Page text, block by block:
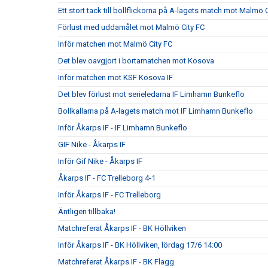
Ett stort tack till bollflickorna på A-lagets match mot Malmö
Förlust med uddamålet mot Malmö City FC
Inför matchen mot Malmö City FC
Det blev oavgjort i bortamatchen mot Kosova
Inför matchen mot KSF Kosova IF
Det blev förlust mot serieledarna IF Limhamn Bunkeflo
Bollkallarna på A-lagets match mot IF Limhamn Bunkeflo
Inför Åkarps IF - IF Limhamn Bunkeflo
GIF Nike - Åkarps IF
Inför Gif Nike - Åkarps IF
Åkarps IF - FC Trelleborg 4-1
Inför Åkarps IF - FC Trelleborg
Äntligen tillbaka!
Matchreferat Åkarps IF - BK Höllviken
Inför Åkarps IF - BK Höllviken, lördag 17/6 14:00
Matchreferat Åkarps IF - BK Flagg